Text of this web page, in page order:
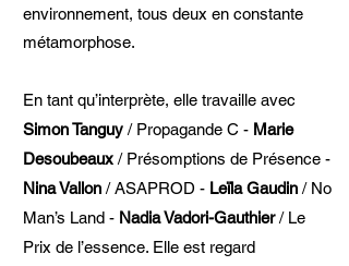
environnement, tous deux en constante
métamorphose.
En tant qu’interprète, elle travaille avec
Simon Tanguy / Propagande C - Marie
Desoubeaux / Présomptions de Présence -
Nina Vallon / ASAPROD - Leïla Gaudin / No
Man’s Land - Nadia Vadori-Gauthier/ Le
Prix de l’essence. Elle est regard